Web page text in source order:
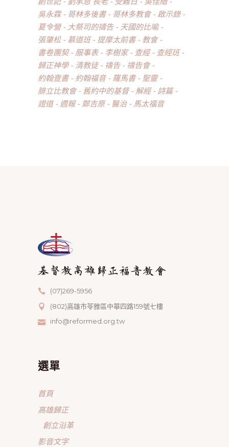
吳永霖
哥林多後書 哥林多教會
啟示錄
夏令營
大祭司的禱告
天國的比喻
張肇松
慕道班 提摩太前書
教會
書卷團契
服事表 李樹家 查經
查經班
歸正神學
清教徒 禱告
禱告會
約翰壹書
約翰福音 羅馬書
聖靈
腓立比教會
舊約中的基督 解經
詩篇
證道
週報 鄭吉原 醫治 馬太福音
(07)269-5956
(802)高雄市苓雅區中華四路159號七樓
info@reformed.org.tw
選單
首頁
高雄歸正
創立沿革
影音文字